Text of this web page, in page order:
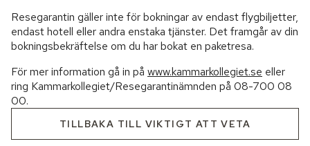
Resegarantin gäller inte för bokningar av endast flygbiljetter,
endast hotell eller andra enstaka tjänster. Det framgår av din
bokningsbekräftelse om du har bokat en paketresa.
För mer information gå in på www.kammarkollegiet.se eller
ring Kammarkollegiet/Resegarantinämnden på 08-700 08
00.
TILLBAKA TILL VIKTIGT ATT VETA